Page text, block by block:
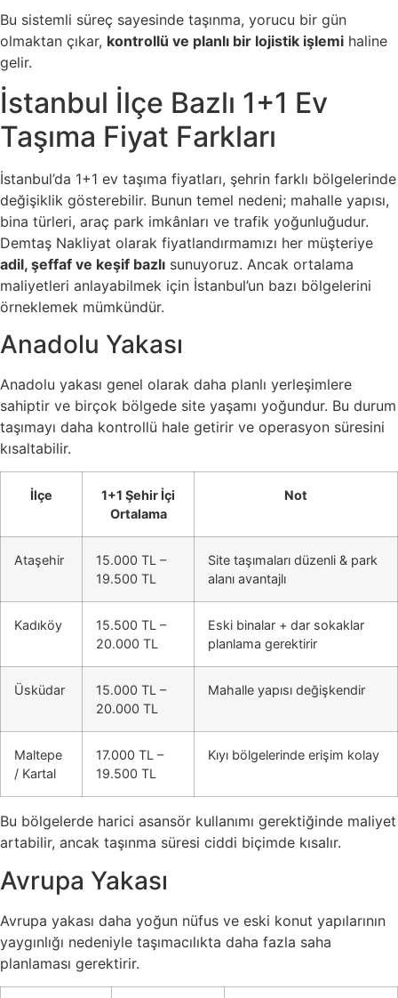
Bu sistemli süreç sayesinde taşınma, yorucu bir gün
olmaktan çıkar, kontrollü ve planlı bir lojistik işlemi haline
gelir.
İstanbul İlçe Bazlı 1+1 Ev
Taşıma Fiyat Farkları
İstanbul’da 1+1 ev taşıma fiyatları, şehrin farklı bölgelerinde
değişiklik gösterebilir. Bunun temel nedeni; mahalle yapısı,
bina türleri, araç park imkânları ve trafik yoğunluğudur.
Demtaş Nakliyat olarak fiyatlandırmamızı her müşteriye
adil, şeffaf ve keşif bazlı sunuyoruz. Ancak ortalama
maliyetleri anlayabilmek için İstanbul’un bazı bölgelerini
örneklemek mümkündür.
Anadolu Yakası
Anadolu yakası genel olarak daha planlı yerleşimlere
sahiptir ve birçok bölgede site yaşamı yoğundur. Bu durum
taşımayı daha kontrollü hale getirir ve operasyon süresini
kısaltabilir.
İlçe
1+1 Şehir İçi
Ortalama
Not
Ataşehir
15.000 TL –
19.500 TL
Site taşımaları düzenli & park
alanı avantajlı
Kadıköy
15.500 TL –
20.000 TL
Eski binalar + dar sokaklar
planlama gerektirir
Üsküdar
15.000 TL –
20.000 TL
Mahalle yapısı değişkendir
Maltepe
/ Kartal
17.000 TL –
19.500 TL
Kıyı bölgelerinde erişim kolay
Bu bölgelerde harici asansör kullanımı gerektiğinde maliyet
artabilir, ancak taşınma süresi ciddi biçimde kısalır.
Avrupa Yakası
Avrupa yakası daha yoğun nüfus ve eski konut yapılarının
yaygınlığı nedeniyle taşımacılıkta daha fazla saha
planlaması gerektirir.